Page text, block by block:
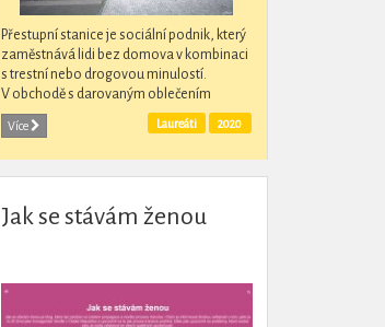
Přestupní stanice je sociální podnik, který
zaměstnává lidi bez domova v kombinaci
s trestní nebo drogovou minulostí.
V obchodě s darovaným oblečením
pracují jak prodavači a stabilizují svou
situaci a...
Více 2020
Laureáti
Jak se stávám ženou